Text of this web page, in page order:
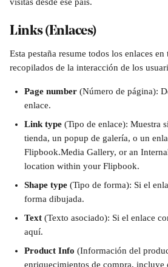
Links (Enlaces)
Esta pestaña resume todos los enlaces
recopilados de la interacción de los
Page number (Número de página):
enlace.
Link type (Tipo de enlace): Muestra
tienda, un popup de galería, o un
Flipbook.Media Gallery, or an
location within your Flipbook.
Shape type (Tipo de forma): Si el
forma dibujada.
Text (Texto asociado): Si el enlace
aquí.
Product Info (Información del
enriquecimientos de compra, incluye